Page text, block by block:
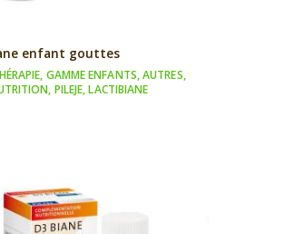
enfant gouttes
, GAMME ENFANTS,AUTRES,
, PILEJE,LACTIBIANE